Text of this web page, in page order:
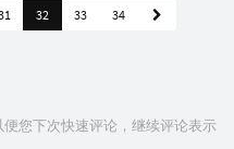
32 33 34
您下次快速评论，继续评论表示